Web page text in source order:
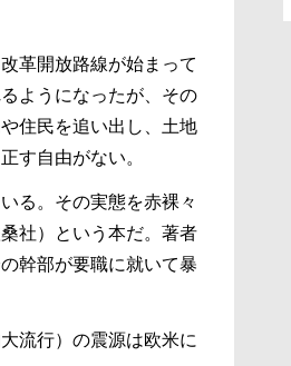
革開放路線が始まって
ようになったが、その
住民を追い出し、土地
す自由がない。
る。その実態を赤裸々
社）という本だ。著者
幹部が要職に就いて暴
流行）の震源は欧米に